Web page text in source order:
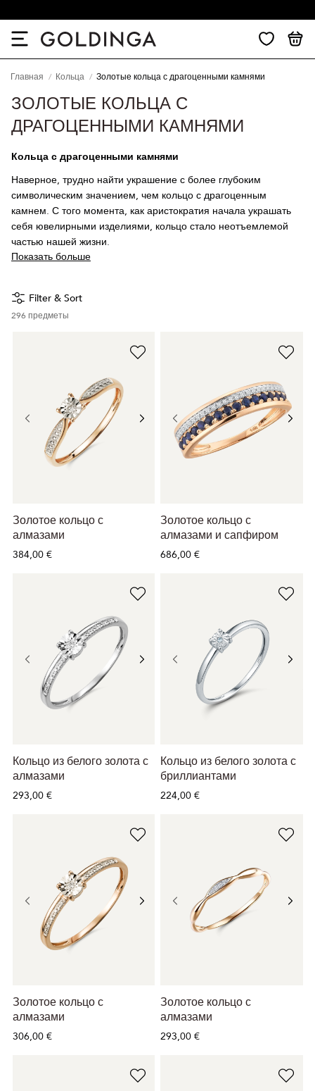
Главная Кольца Золотые кольца с драгоценными камнями
ЗОЛОТЫЕ КОЛЬЦА С
ДРАГОЦЕННЫМИ КАМНЯМИ
Кольца с драгоценными камнями
Наверное, трудно найти украшение с более глубоким
символическим значением, чем кольцо с драгоценным
камнем. С того момента, как аристократия начала украшать
себя ювелирными изделиями, кольцо стало неотъемлемой
частью нашей жизни.
Показать больше
Золотое кольцо с
алмазами
384,00 €
Золотое кольцо с
алмазами и сапфиром
686,00 €
Кольцо из белого золота с
алмазами
293,00 €
Кольцо из белого золота с
бриллиантами
224,00 €
Золотое кольцо с
алмазами
306,00 €
Золотое кольцо с
алмазами
293,00 €
Filter & Sort
296 предметы